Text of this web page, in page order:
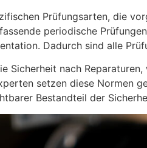
Prüfungsarten, die
periodische
Dadurch sind alle
Sicherheit nach
setzen diese Normen
Bestandteil der